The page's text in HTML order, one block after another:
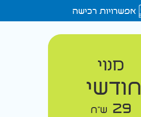
אפשרויות רכישה
מנוי
חודשי
29 ש"ח